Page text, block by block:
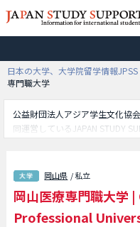
日本の大学、大学院留学情報JPSS
専門職大学
公益財団法人アジア学生文化協
同運営しているJAPAN STUDY
別情報や、募集定員や合格者数
人留学生に必要な情報を掲載し
岡山県 / 私立
岡山医療専門職大学 |
Professional